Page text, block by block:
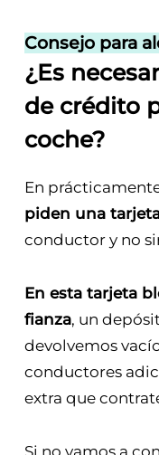
Consejo para
¿Es
de crédito
coche?
En
piden una
conductor y no
En esta tarjeta
fianza, un
devolvemos
conductores
extra que
Si no vamos a